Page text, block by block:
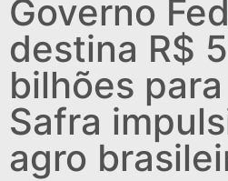
Governo
destina R$
bilhões
Safra
agro